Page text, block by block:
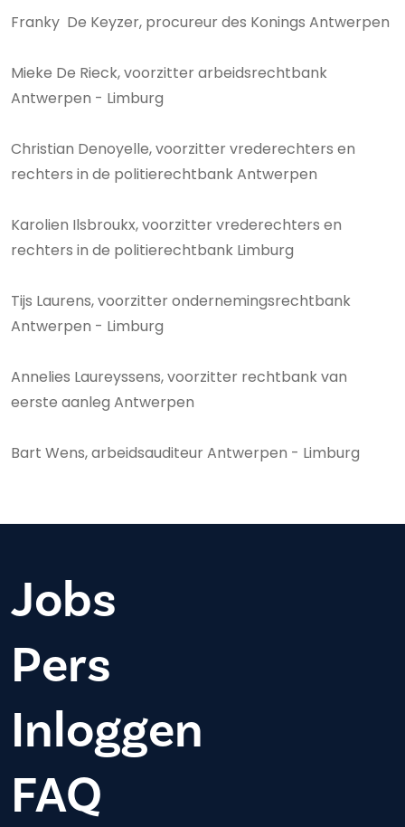
Franky De Keyzer, procureur des Konings Antwerpen
Mieke De Rieck, voorzitter arbeidsrechtbank
Antwerpen - Limburg
Christian Denoyelle, voorzitter vrederechters en
rechters in de politierechtbank Antwerpen
Karolien Ilsbroukx, voorzitter vrederechters en
rechters in de politierechtbank Limburg
Tijs Laurens, voorzitter ondernemingsrechtbank
Antwerpen - Limburg
Annelies Laureyssens, voorzitter rechtbank van
eerste aanleg Antwerpen
Bart Wens, arbeidsauditeur Antwerpen - Limburg
Jobs
Pers
Inloggen
FAQ